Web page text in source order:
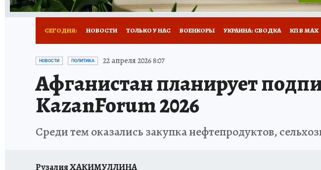
СЕГОДНЯ: НОВОСТИ ТОЛЬКО У НАС ВОЕНКОРЫ УКРАИНА: СВОДКА КП В МАХ
ТЕРРИТОРИЯ ДОБРА ИСПЫТАНО НА СЕБЕ
НОВОСТИ ПОЛИТИКА 22 апреля 2026 8:07
Афганистан планирует
KazanForum 2026
Среди тем оказались закупка нефтепродуктов,
Рузалия ХАКИМУЛЛИНА